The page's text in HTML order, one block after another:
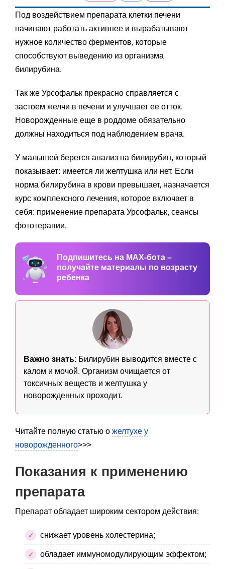
Под воздействием препарата клетки печени
начинают работать активнее и вырабатывают
нужное количество ферментов, которые
способствуют выведению из организма
билирубина.
Так же Урсофальк прекрасно справляется с
застоем желчи в печени и улучшает ее отток.
Новорожденные еще в роддоме обязательно
должны находиться под наблюдением врача.
У малышей берется анализ на билирубин, который
показывает: имеется ли желтушка или нет. Если
норма билирубина в крови превышает, назначается
курс комплексного лечения, которое включает в
себя: применение препарата Урсофальк, сеансы
фототерапии.
Подпишитесь на MAX-бота –
получайте материалы по возрасту
ребенка
Важно знать: Билирубин выводится вместе с
калом и мочой. Организм очищается от
токсичных веществ и желтушка у
новорожденных проходит.
Читайте полную статью о желтухе у
новорожденного>>>
Показания к применению
препарата
Препарат обладает широким сектором действия:
снижает уровень холестерина;
обладает иммуномодулирующим эффектом;